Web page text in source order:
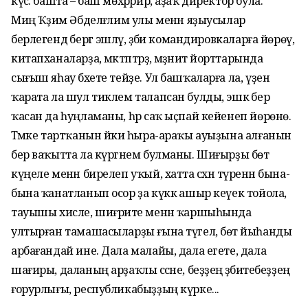
Миңә Ҡәҙим Әбделғәлим улы менән яҙыусылар
берлегендә бергә эшләү, әҙәби командировкаларға йөрөү,
китапханаларҙа, мәктәптәрҙә, мәҙәниәт йорттарында
сығыш яһау бәхете тейҙе. Ул башҡаларға ла, үҙенә
ҡарата ла шул тиклем талапсан булды, эшкә бер
ҡасан да һуңламаны, һәр саҡ ыҫпай кейенеп йөрөнө.
Тәмәке тарт­ҡанын йәки һыра-араҡы ауыҙына алғанын
бер ваҡытта ла күргәнем булманы. Шиғырҙы бөтә
күңеле менән бирелеп уҡый, хатта сәхнә түренән бына-
бына ҡанатланып осор ҙа күккә ашыр кеүек тойола,
тауышы хисле, шиғриәте менән ҡаршыһында
ултырған тамашасыларҙы ғына түгел, бөтә йыһанды
арбағандай ине. Дала малайы, дала егете, дала
шағиры, даланың арҙаҡлы сәсәне, беҙҙең әҙәбиәтебеҙҙең
ғорурлығы, республикабыҙҙың күрке...